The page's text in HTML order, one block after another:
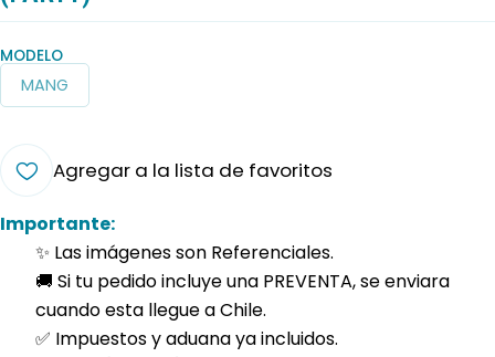
MODELO
MANG
Agregar a la lista de favoritos
Importante:
✨ Las imágenes son Referenciales.
🚚 Si tu pedido incluye una PREVENTA, se enviara
cuando esta llegue a Chile.
✅ Impuestos y aduana ya incluidos.